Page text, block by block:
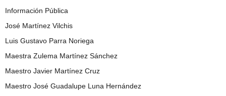
Información Pública
José Martínez Vilchis
Luis Gustavo Parra Noriega
Maestra Zulema Martínez Sánchez
Maestro Javier Martínez Cruz
Maestro José Guadalupe Luna Hernández